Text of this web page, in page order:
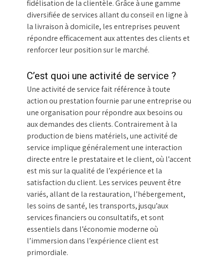
fidélisation de la clientèle. Grâce à une gamme
diversifiée de services allant du conseil en ligne à
la livraison à domicile, les entreprises peuvent
répondre efficacement aux attentes des clients et
renforcer leur position sur le marché.
C’est quoi une activité de service ?
Une activité de service fait référence à toute
action ou prestation fournie par une entreprise ou
une organisation pour répondre aux besoins ou
aux demandes des clients. Contrairement à la
production de biens matériels, une activité de
service implique généralement une interaction
directe entre le prestataire et le client, où l’accent
est mis sur la qualité de l’expérience et la
satisfaction du client. Les services peuvent être
variés, allant de la restauration, l’hébergement,
les soins de santé, les transports, jusqu’aux
services financiers ou consultatifs, et sont
essentiels dans l’économie moderne où
l’immersion dans l’expérience client est
primordiale.